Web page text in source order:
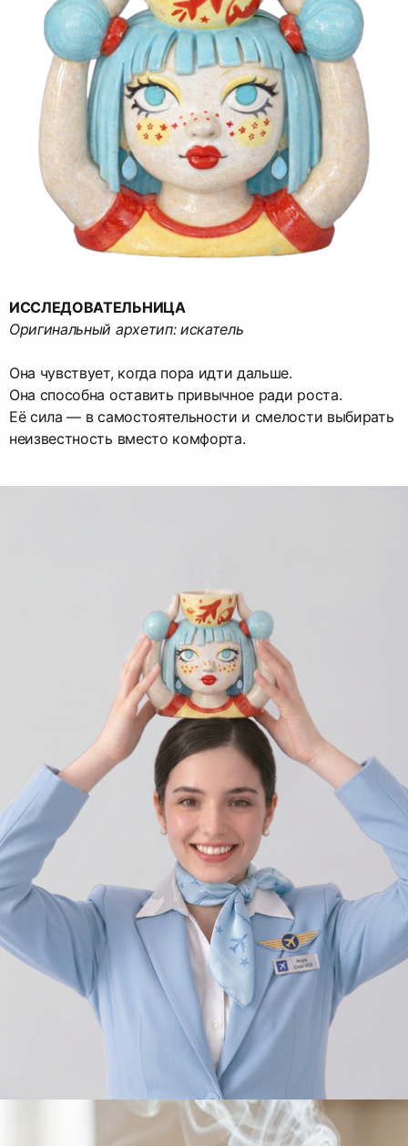
ИССЛЕДОВАТЕЛЬНИЦА
Оригинальный архетип: искатель
Она чувствует, когда пора идти дальше.
Она способна оставить привычное ради роста.
Её сила — в самостоятельности и смелости выбирать
неизвестность вместо комфорта.